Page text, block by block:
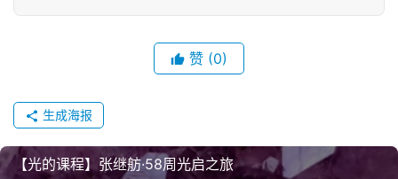
赞 (0)
生成海报
【光‮课的‬程】张继舫·58周‮启光‬之旅